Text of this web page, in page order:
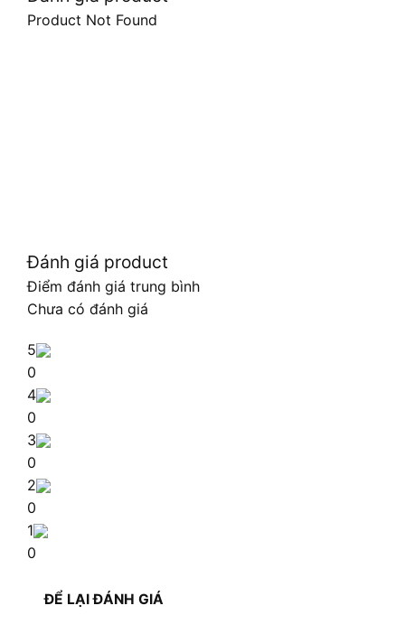
Product Not Found
Đánh giá product
Điểm đánh giá trung bình
Chưa có đánh giá
5
0
4
0
3
0
2
0
1
0
ĐỂ LẠI ĐÁNH GIÁ